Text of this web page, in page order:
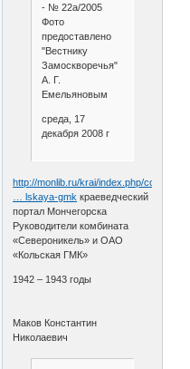
- № 22а/2005
Фото
предоставлено
"Вестнику
Замоскворечья"
А. Г.
Емельяновым
среда, 17
декабря 2008 г
http://monlib.ru/krai/index.php/compone
… lskaya-gmk краеведческий
портал Мончегорска
Руководители комбината
«Североникель» и ОАО
«Кольская ГМК»
1942 – 1943 годы
Маков Константин
Николаевич